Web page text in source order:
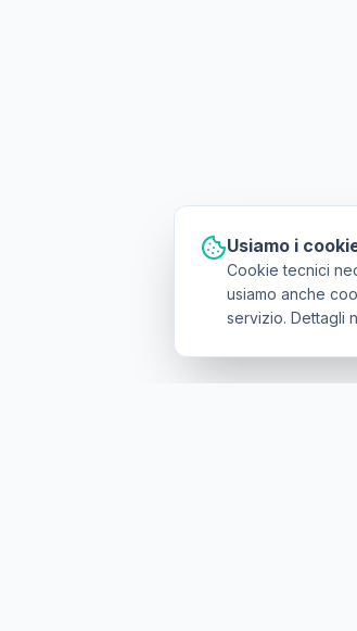
Usiamo i
Cookie tecnici
usiamo anche
servizio. Dettagli